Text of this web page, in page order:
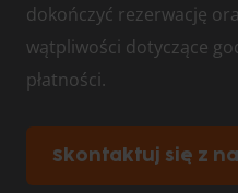
dokończyć rezerwację
wątpliwości dotyczące
płatności.
Skontaktuj się z